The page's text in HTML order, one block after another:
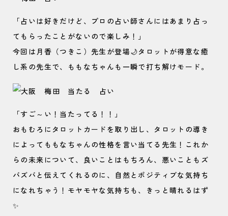
「占いは好きだけど、プロの占い師さんにはあまり占っ
てもらったことがないので楽しみ！」
今回は月香（つきこ）先生が登場🌙タロットが得意な癒
し系の先生で、ももなちゃんも一瞬で打ち解けモード。
「すご～い！当たってる！！」
おもむろにタロットカードを取り出し、タロットの導き
によってももなちゃんの性格を言い当てる先生！これか
らの未来について、良いことはもちろん、悪いこともズ
バズバと伝えてくれるのに、自然とポジティブな気持ち
になれちゃう！モヤモヤな気持ちも、きっと晴れるはず
✨